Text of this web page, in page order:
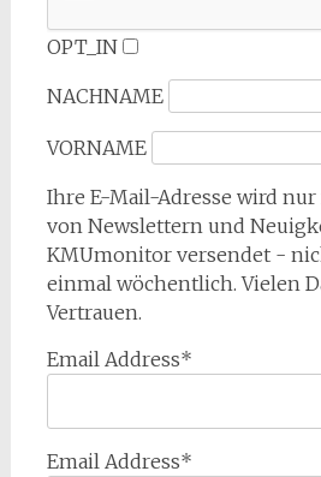
OPT_IN
NACHNAME
VORNAME
Ihre E-Mail-Adresse wird nur
von Newslettern und
KMUmonitor versendet -
einmal wöchentlich. Vielen
Vertrauen.
Email Address*
Email Address*